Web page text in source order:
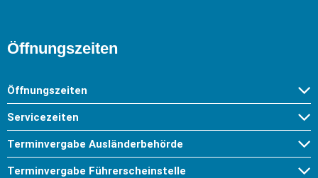
Öffnungszeiten
Öffnungszeiten
Servicezeiten
Terminvergabe Ausländerbehörde
Terminvergabe Führerscheinstelle